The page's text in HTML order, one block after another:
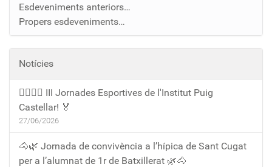
Esdeveniments anteriors…
Propers esdeveniments…
Notícies
🏃‍♀️🏃‍♂️ III Jornades Esportives de l'Institut Puig
Castellar! 🏅
27/06/2026
🐴🌿 Jornada de convivència a l’hípica de Sant Cugat
per a l’alumnat de 1r de Batxillerat 🌿🐴